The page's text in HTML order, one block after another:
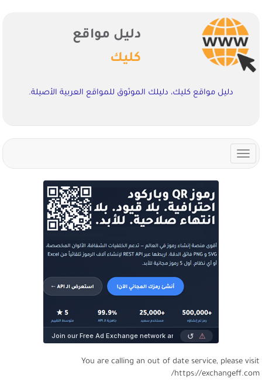
دليل مواقع
كليك
دليل مواقع كليك، دليلك الموثوق للمواقع العربية الأصيلة.
Toggle
navigation
You are calling an out of date service, please visit
https://exchangeff.com/